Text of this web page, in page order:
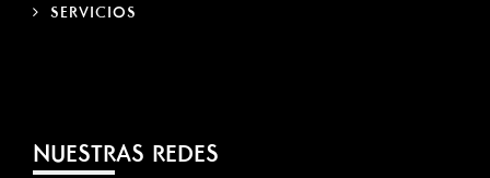
SERVICIOS
NUESTRAS REDES